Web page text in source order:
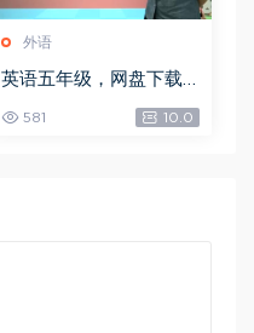
外语
英语五年级，网盘下载
581 10.0